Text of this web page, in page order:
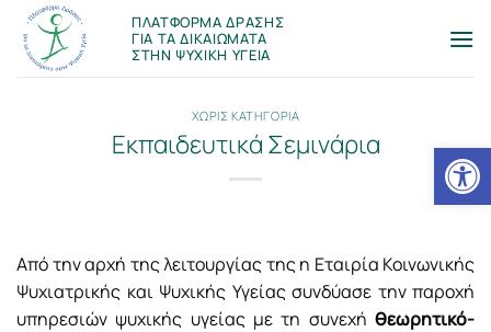
Μετάβαση
στο
περιεχόμενο
ΠΛΑΤΦΟΡΜΑ ΔΡΑΣΗΣ
ΓΙΑ ΤΑ ΔΙΚΑΙΩΜΑΤΑ
ΣΤΗΝ ΨΥΧΙΚΗ ΥΓΕΙΑ
ΧΩΡΙΣ ΚΑΤΗΓΟΡΙΑ
Εκπαιδευτικά Σεμινάρια
Από την αρχή της λειτουργίας της η Εταιρία Κοινωνικής
Ψυχιατρικής και Ψυχικής Υγείας συνδύασε την παροχή
υπηρεσιών ψυχικής υγείας με τη συνεχή θεωρητικό-